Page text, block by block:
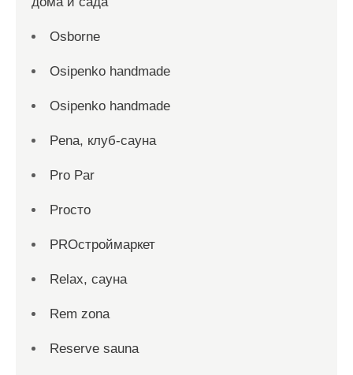
Osborne
Osipenko handmade
Osipenko handmade
Pena, клуб-сауна
Pro Par
Proсто
PROстроймаркет
Relax, сауна
Rem zona
Reserve sauna